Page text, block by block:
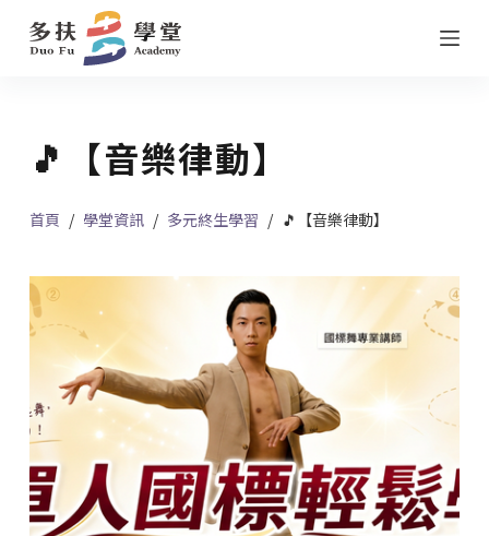
跳
至
容🎵【音樂律動】
首頁 / 學堂資訊 / 多元終生學習 / 🎵【音樂律動】